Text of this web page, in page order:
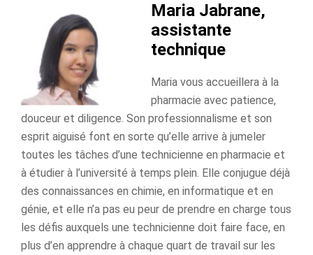
Maria Jabrane,
assistante
technique
Maria vous accueillera à la
pharmacie avec patience,
douceur et diligence. Son professionnalisme et son
esprit aiguisé font en sorte qu’elle arrive à jumeler
toutes les tâches d’une technicienne en pharmacie et
à étudier à l’université à temps plein. Elle conjugue déjà
des connaissances en chimie, en informatique et en
génie, et elle n’a pas eu peur de prendre en charge tous
les défis auxquels une technicienne doit faire face, en
plus d’en apprendre à chaque quart de travail sur les